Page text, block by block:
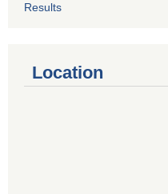
Results
Location